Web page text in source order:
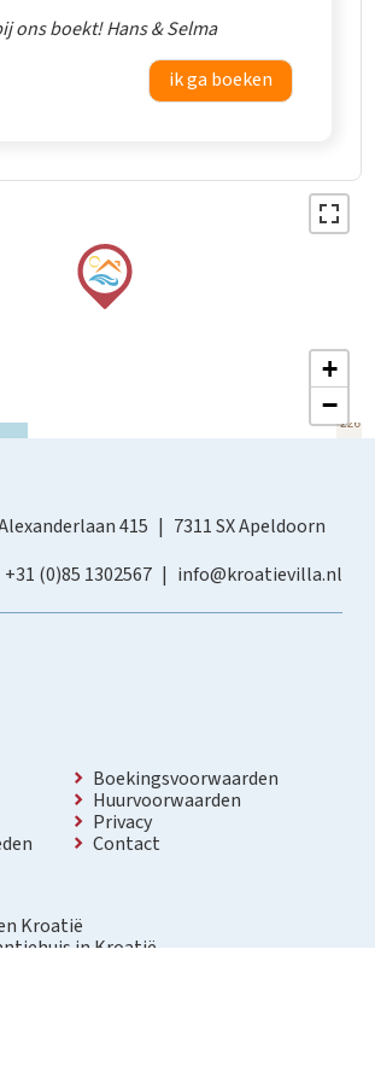
ons boekt! Hans & Selma
ik ga boeken
+
−
415
7311 SX Apeldoorn
+31 (0)85 1302567 info@kroatievilla.nl
Boekingsvoorwaarden
Huurvoorwaarden
Privacy
Contact
Kroatië
in Kroatië